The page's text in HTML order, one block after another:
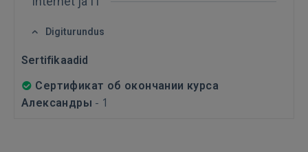
Unustasite parooli? Jäta mind meelde
GOOGLE
Digiturundus
Sertifikaadid
Сертификат об окончании курса
Александры - 1